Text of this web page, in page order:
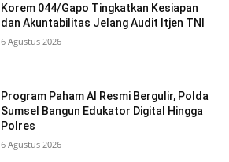
Korem 044/Gapo Tingkatkan Kesiapan
dan Akuntabilitas Jelang Audit Itjen TNI
6 Agustus 2026
Program Paham AI Resmi Bergulir, Polda
Sumsel Bangun Edukator Digital Hingga
Polres
6 Agustus 2026